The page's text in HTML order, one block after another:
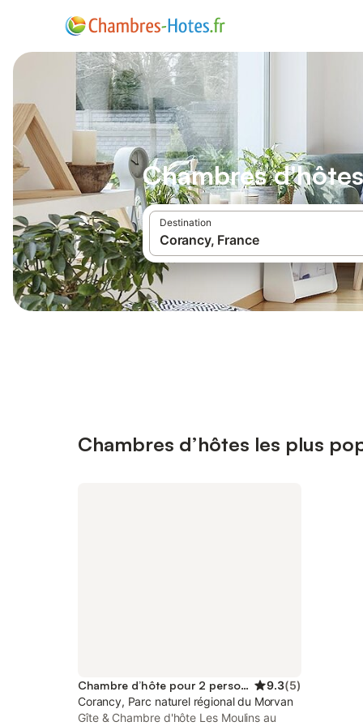
Chambres
Destination
Chambres d’hôtes les plus
Chambre d’hôte pour 2 personnes 9.3(5)
Corancy, Parc naturel régional du Morvan
Gîte & Chambre d'hôte Les Moulins au